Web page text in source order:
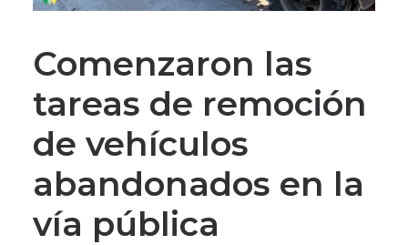
Comenzaron las
tareas de remoción
de vehículos
abandonados en la
vía pública